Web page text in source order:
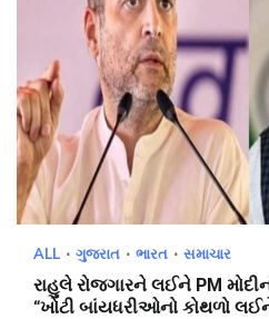
ALL ગુજરાત ભારત સમાચાર
રાહુલે રોજગારને લઈને PM
“ખોટી બાંયધરીઓનો કોથળો